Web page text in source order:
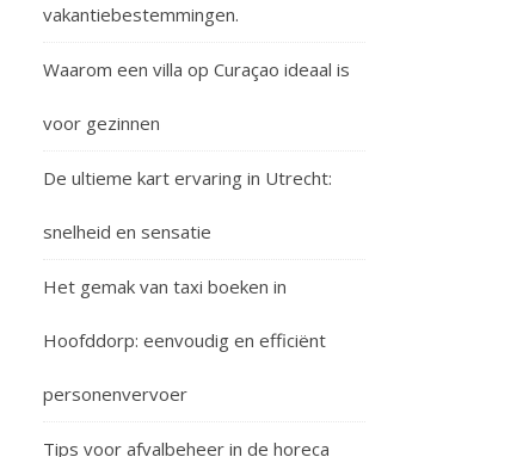
vakantiebestemmingen.
Waarom een villa op Curaçao ideaal is
voor gezinnen
De ultieme kart ervaring in Utrecht:
snelheid en sensatie
Het gemak van taxi boeken in
Hoofddorp: eenvoudig en efficiënt
personenvervoer
Tips voor afvalbeheer in de horeca